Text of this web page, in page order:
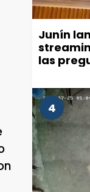
Junín
las
4